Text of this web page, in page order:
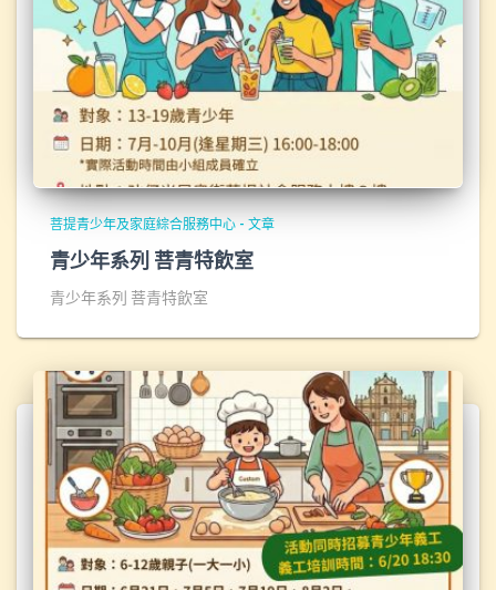
菩提青少年及家庭綜合服務中心 - 文章
青少年系列 菩青特飲室
青少年系列 菩青特飲室